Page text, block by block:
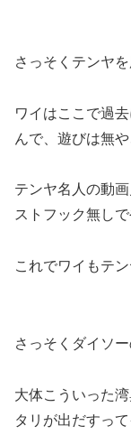
さっそくテンヤを
ワイはここで過
んで、遊びは無
テンヤ名人の動
ストフック無し
これでワイもテン
さっそくダイソ
大体こういった
タリが出だすっ